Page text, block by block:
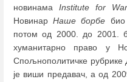
новинама Institute for
НовинарНаше борбе
потом од 2000. до 2001.
хуманитарно право у
Спољнополитичке рубрике
је виши предавач, а од